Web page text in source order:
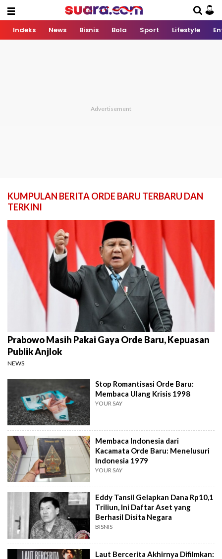
Indeks News Bisnis Bola Sport Lifestyle
KUMPULAN BERITA ORDE BARU TERBARU DAN
TERKINI
Prabowo Masih Pakai Gaya Orde Baru, Kepuasan
Publik Anjlok
NEWS
Stop Romantisasi Orde Baru:
Membaca Ulang Krisis 1998
YOUR SAY
Membaca Indonesia dari
Kacamata Orde Baru: Menelusuri
Indonesia 1979
YOUR SAY
Eddy Tansil Gelapkan Dana Rp10,1
Triliun, Ini Daftar Aset yang
Berhasil Disita Negara
BISNIS
Laut Bercerita Akhirnya Difilmkan: